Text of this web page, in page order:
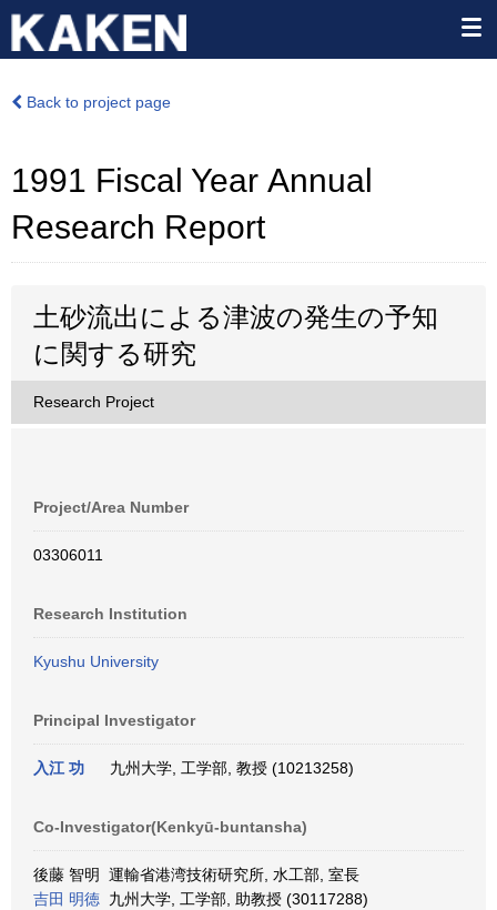
Back to project page
1991 Fiscal Year Annual
Research Report
土砂流出による津波の発生の予知
に関する研究
Research Project
Project/Area Number
03306011
Research Institution
Kyushu University
Principal Investigator
入江 功 九州大学, 工学部, 教授 (10213258)
Co-Investigator(Kenkyū-buntansha)
後藤 智明 運輸省港湾技術研究所, 水工部, 室長
吉田 明徳 九州大学, 工学部, 助教授 (30117288)